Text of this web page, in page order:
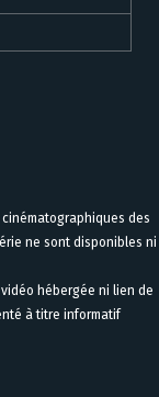
des
ne sont disponibles ni
hébergée ni lien de
à titre informatif